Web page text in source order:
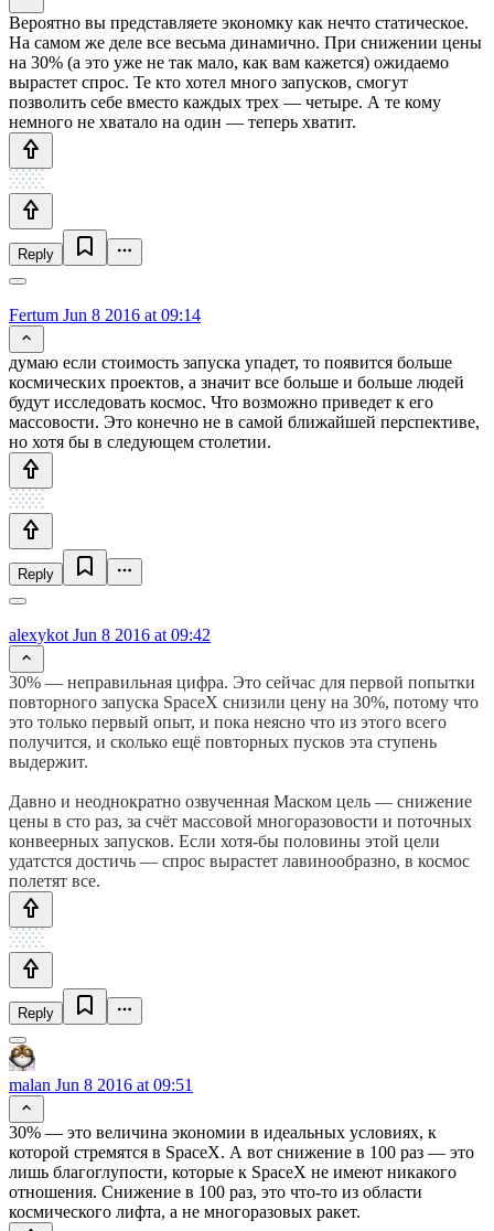
Вероятно вы представляете экономку как нечто статическое.
На самом же деле все весьма динамично. При снижении цены
на 30% (а это уже не так мало, как вам кажется) ожидаемо
вырастет спрос. Те кто хотел много запусков, смогут
позволить себе вместо каждых трех — четыре. А те кому
немного не хватало на один — теперь хватит.
Reply
Fertum Jun 8 2016 at 09:14
думаю если стоимость запуска упадет, то появится больше
космических проектов, а значит все больше и больше людей
будут исследовать космос. Что возможно приведет к его
массовости. Это конечно не в самой ближайшей перспективе,
но хотя бы в следующем столетии.
Reply
alexykot Jun 8 2016 at 09:42
30% — неправильная цифра. Это сейчас для первой попытки
повторного запуска SpaceX снизили цену на 30%, потому что
это только первый опыт, и пока неясно что из этого всего
получится, и сколько ещё повторных пусков эта ступень
выдержит.
Давно и неоднократно озвученная Маском цель — снижение
цены в сто раз, за счёт массовой многоразовости и поточных
конвеерных запусков. Если хотя-бы половины этой цели
удатстся достичь — спрос вырастет лавинообразно, в космос
полетят все.
Reply
malan Jun 8 2016 at 09:51
30% — это величина экономии в идеальных условиях, к
которой стремятся в SpaceX. А вот снижение в 100 раз — это
лишь благоглупости, которые к SpaceX не имеют никакого
отношения. Снижение в 100 раз, это что-то из области
космического лифта, а не многоразовых ракет.